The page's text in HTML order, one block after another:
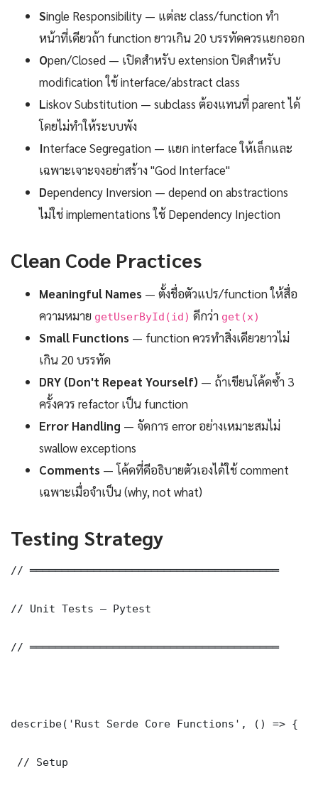
Single Responsibility — แต่ละ class/function ทำ
หน้าที่เดียวถ้า function ยาวเกิน 20 บรรทัดควรแยกออก
Open/Closed — เปิดสำหรับ extension ปิดสำหรับ
modification ใช้ interface/abstract class
Liskov Substitution — subclass ต้องแทนที่ parent ได้
โดยไม่ทำให้ระบบพัง
Interface Segregation — แยก interface ให้เล็กและ
เฉพาะเจาะจงอย่าสร้าง "God Interface"
Dependency Inversion — depend on abstractions
ไม่ใช่ implementations ใช้ Dependency Injection
Clean Code Practices
Meaningful Names — ตั้งชื่อตัวแปร/function ให้สื่อ
ความหมาย getUserById(id) ดีกว่า get(x)
Small Functions — function ควรทำสิ่งเดียวยาวไม่
เกิน 20 บรรทัด
DRY (Don't Repeat Yourself) — ถ้าเขียนโค้ดซ้ำ 3
ครั้งควร refactor เป็น function
Error Handling — จัดการ error อย่างเหมาะสมไม่
swallow exceptions
Comments — โค้ดที่ดีอธิบายตัวเองได้ใช้ comment
เฉพาะเมื่อจำเป็น (why, not what)
Testing Strategy
// ═══════════════════════════════════════
// Unit Tests — Pytest
// ═══════════════════════════════════════
describe('Rust Serde Core Functions', () => {
// Setup